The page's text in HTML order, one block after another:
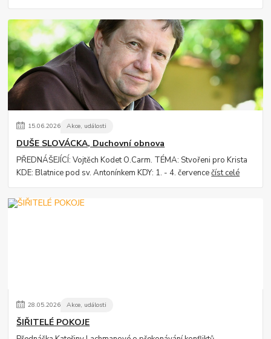
15.06.2026 Akce, události
DUŠE SLOVÁCKA, Duchovní obnova
PŘEDNÁŠEJÍCÍ: Vojtěch Kodet O.Carm. TÉMA: Stvořeni pro Krista
KDE: Blatnice pod sv. Antonínkem KDY: 1. - 4. červencečíst celé
28.05.2026 Akce, události
ŠIŘITELÉ POKOJE